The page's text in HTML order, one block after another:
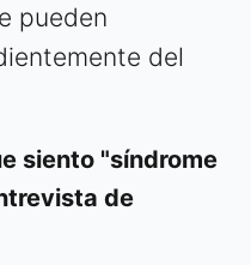
pueden
del
siento "síndrome
de